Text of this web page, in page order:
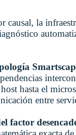
causal, la
hasta el
entre
factor